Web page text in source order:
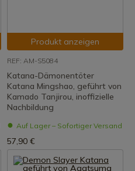
Produkt anzeigen
REF: AM-S5084
Katana-Dämonentöter
Katana Mingshao, geführt von
Kamado Tanjirou, inoffizielle
Nachbildung
Auf Lager – Sofortiger Versand
57,90 €